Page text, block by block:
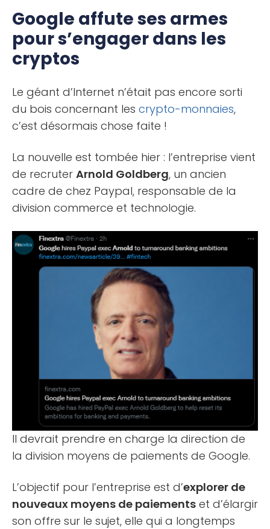
Google affute ses armes
pour s’engager dans les
cryptos
Le géant d’Internet n’était pas encore sorti
du bois concernant les crypto-monnaies,
c’est désormais chose faite !
La nouvelle est tombée hier : l’entreprise vient
de recruter Arnold Goldberg, un ancien
cadre de chez Paypal, responsable de la
division commerce et technologie.
Il devrait prendre en charge la direction de
la division moyens de paiements de Google.
L’objectif pour l’entreprise est d’explorer de
nouveaux moyens de paiements et d’élargir
son offre sur le sujet, elle qui a longtemps